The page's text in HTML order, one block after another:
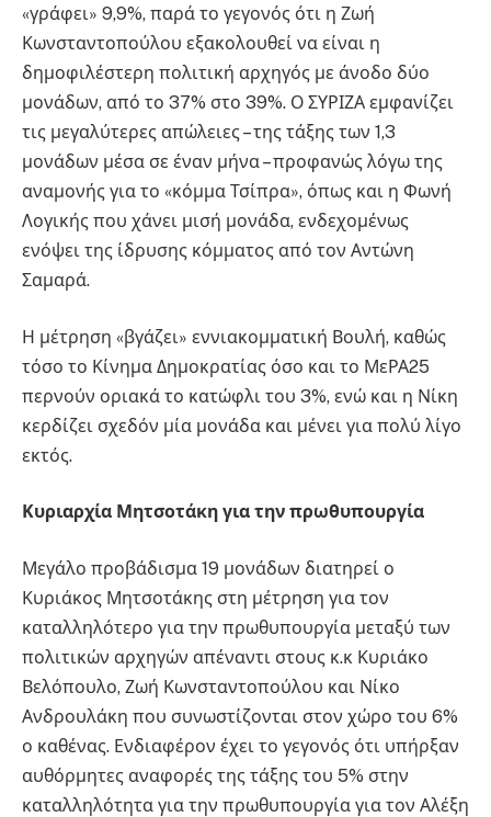
«γράφει» 9,9%, παρά το γεγονός ότι η Ζωή
Κωνσταντοπούλου εξακολουθεί να είναι η
δημοφιλέστερη πολιτική αρχηγός με άνοδο δύο
μονάδων, από το 37% στο 39%. Ο ΣΥΡΙΖΑ εμφανίζει
τις μεγαλύτερες απώλειες – της τάξης των 1,3
μονάδων μέσα σε έναν μήνα – προφανώς λόγω της
αναμονής για το «κόμμα Τσίπρα», όπως και η Φωνή
Λογικής που χάνει μισή μονάδα, ενδεχομένως
ενόψει της ίδρυσης κόμματος από τον Αντώνη
Σαμαρά.
Η μέτρηση «βγάζει» εννιακομματική Βουλή, καθώς
τόσο το Κίνημα Δημοκρατίας όσο και το ΜεΡΑ25
περνούν οριακά το κατώφλι του 3%, ενώ και η Νίκη
κερδίζει σχεδόν μία μονάδα και μένει για πολύ λίγο
εκτός.
Κυριαρχία Μητσοτάκη για την πρωθυπουργία
Μεγάλο προβάδισμα 19 μονάδων διατηρεί ο
Κυριάκος Μητσοτάκης στη μέτρηση για τον
καταλληλότερο για την πρωθυπουργία μεταξύ των
πολιτικών αρχηγών απέναντι στους κ.κ Κυριάκο
Βελόπουλο, Ζωή Κωνσταντοπούλου και Νίκο
Ανδρουλάκη που συνωστίζονται στον χώρο του 6%
ο καθένας. Ενδιαφέρον έχει το γεγονός ότι υπήρξαν
αυθόρμητες αναφορές της τάξης του 5% στην
καταλληλότητα για την πρωθυπουργία για τον Αλέξη